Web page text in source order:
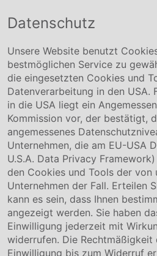
Downloads
Zertifikate
Rechtliches
Impressum
AGB
Datenschutz
Cookie Einstellung
Datenschutz
Unsere Website benutzt
bestmöglichen Service zu
die eingesetzten Cookies und
Datenverarbeitung in den USA.
in die USA liegt ein
Kommission vor, der bestätigt,
angemessenes
Unternehmen, die am EU-USA
U.S.A. Data Privacy
den Cookies und Tools der von
Unternehmen der Fall. Erteilen
kann es sein, dass Ihnen
angezeigt werden. Sie haben
Einwilligung jederzeit mit
widerrufen. Die
Einwilligung bis zum Widerruf